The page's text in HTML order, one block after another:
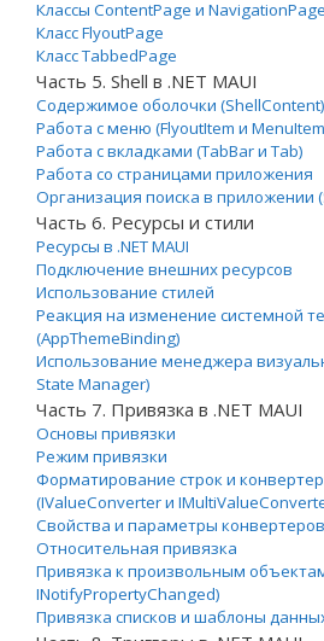
Классы ContentPage и NavigationPage
Класс FlyoutPage
Класс TabbedPage
Часть 5. Shell в .NET MAUI
Содержимое оболочки (ShellContent)
Работа с меню (FlyoutItem и
Работа с вкладками (TabBar и Tab)
Работа со страницами приложения
Организация поиска в приложении
Часть 6. Ресурсы и стили
Ресурсы в .NET MAUI
Подключение внешних ресурсов
Использование стилей
Реакция на изменение системной
(AppThemeBinding)
Использование менеджера
State Manager)
Часть 7. Привязка в .NET MAUI
Основы привязки
Режим привязки
Форматирование строк и
(IValueConverter и
Свойства и параметры
Относительная привязка
Привязка к произвольным
INotifyPropertyChanged)
Привязка списков и шаблоны